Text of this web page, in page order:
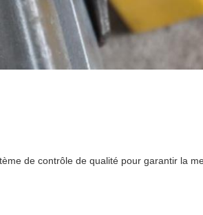
de contrôle de qualité pour garantir la